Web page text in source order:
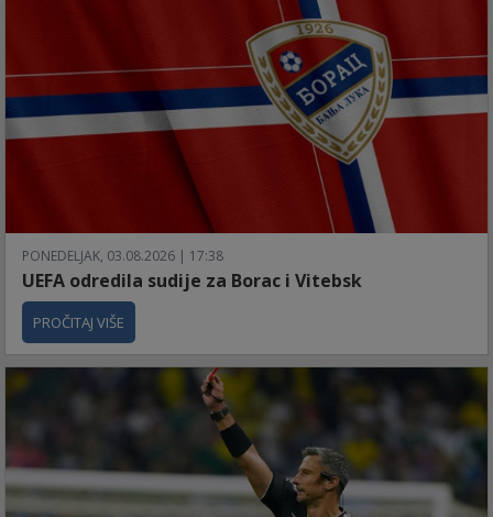
PONEDELJAK, 03.08.2026 | 17:38
UEFA odredila sudije za Borac i Vitebsk
PROČITAJ VIŠE